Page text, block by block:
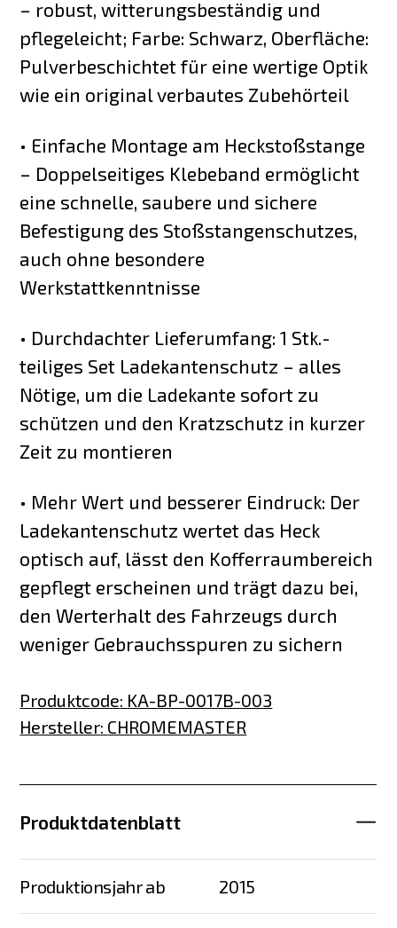
– robust, witterungsbeständig und
pflegeleicht; Farbe: Schwarz, Oberfläche:
Pulverbeschichtet für eine wertige Optik
wie ein original verbautes Zubehörteil
• Einfache Montage am Heckstoßstange
– Doppelseitiges Klebeband ermöglicht
eine schnelle, saubere und sichere
Befestigung des Stoßstangenschutzes,
auch ohne besondere
Werkstattkenntnisse
• Durchdachter Lieferumfang: 1 Stk.-
teiliges Set Ladekantenschutz – alles
Nötige, um die Ladekante sofort zu
schützen und den Kratzschutz in kurzer
Zeit zu montieren
• Mehr Wert und besserer Eindruck: Der
Ladekantenschutz wertet das Heck
optisch auf, lässt den Kofferraumbereich
gepflegt erscheinen und trägt dazu bei,
den Werterhalt des Fahrzeugs durch
weniger Gebrauchsspuren zu sichern
Produktcode: KA-BP-0017B-003
Hersteller: CHROMEMASTER
Produktdatenblatt
Produktionsjahr ab 2015